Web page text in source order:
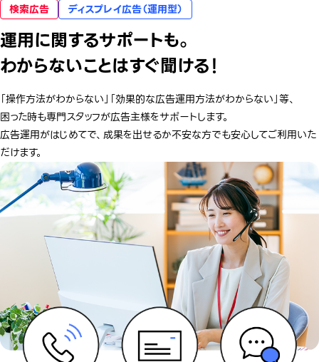
検索広告 ディスプレイ広告（運用型）
運用に関するサポートも。
わからないことはすぐ聞ける！
「操作方法がわからない」「効果的な広告運用方法がわからない」等、
困った時も専門スタッフが広告主様をサポートします。
広告運用がはじめてで、成果を出せるか不安な方でも安心してご利用いた
だけます。